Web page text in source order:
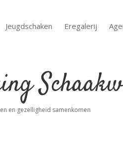
dropdown menu
Jeugdschaken Eregalerij
en gezelligheid samenkomen